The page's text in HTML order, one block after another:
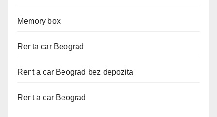
Memory box
Renta car Beograd
Rent a car Beograd bez depozita
Rent a car Beograd